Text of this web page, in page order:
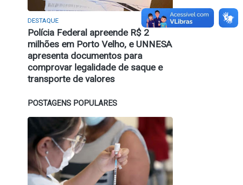
DESTAQUE
Polícia Federal apreende R$ 2
milhões em Porto Velho, e UNNESA
apresenta documentos para
comprovar legalidade de saque e
transporte de valores
POSTAGENS POPULARES